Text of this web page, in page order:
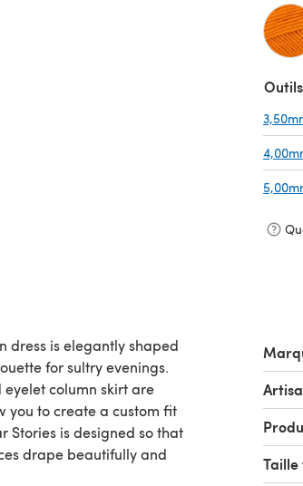
dress is elegantly shaped
for sultry evenings.
column skirt are
you to create a custom fit
Stories is designed so that
drape beautifully and